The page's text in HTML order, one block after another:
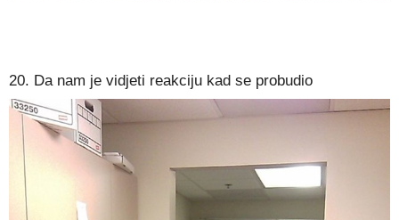
20. Da nam je vidjeti reakciju kad se probudio